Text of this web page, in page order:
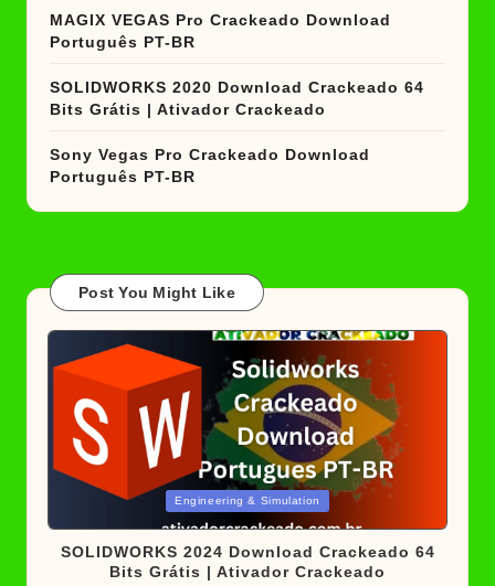
MAGIX VEGAS Pro Crackeado Download
Português PT-BR
SOLIDWORKS 2020 Download Crackeado 64
Bits Grátis | Ativador Crackeado
Sony Vegas Pro Crackeado Download
Português PT-BR
Post You Might Like
Engineering & Simulation
SOLIDWORKS 2024 Download Crackeado 64
Bits Grátis | Ativador Crackeado